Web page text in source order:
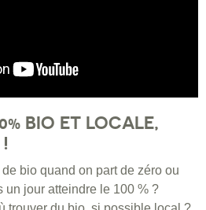
BIO ET LOCALE,
bio quand on part de zéro ou
un jour atteindre le 100 % ?